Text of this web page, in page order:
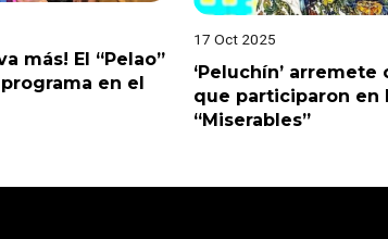
más! El “Pelao”
en el
17 Oct 2025
‘Peluchín’
que participaron en
“Miserables”